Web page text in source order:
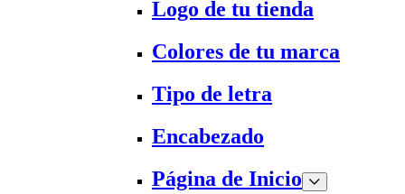
Logo de tu tienda
Colores de tu marca
Tipo de letra
Encabezado
Página de Inicio